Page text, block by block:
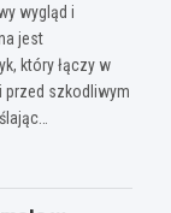
wygląd i
jest
który łączy w
przed szkodliwym